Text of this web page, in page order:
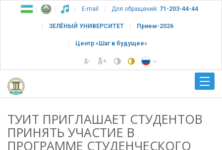
E-mail Для обращений: 71-203-44-44
ЗЕЛЁНЫЙ УНИВЕРСИТЕТ Прием-2026
Центр «Шаг в будущее»
ТУИТ ПРИГЛАШАЕТ СТУДЕНТОВ
ПРИНЯТЬ УЧАСТИЕ В
ПРОГРАММЕ СТУДЕНЧЕСКОГО